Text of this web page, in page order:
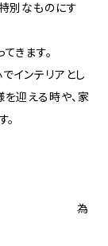
別なものにす
きます。
インテリアとし
迎える時や、家
いる 為